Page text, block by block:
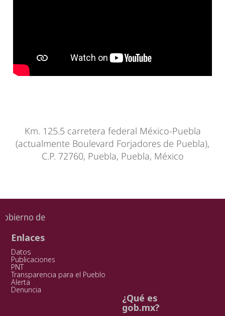
Km. 125.5 carretera federal México-Puebla
(actualmente Boulevard Forjadores de Puebla),
C.P. 72760, Puebla, Puebla, México